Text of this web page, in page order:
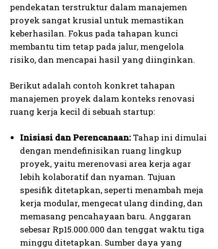
pendekatan terstruktur dalam manajemen
proyek sangat krusial untuk memastikan
keberhasilan. Fokus pada tahapan kunci
membantu tim tetap pada jalur, mengelola
risiko, dan mencapai hasil yang diinginkan.
Berikut adalah contoh konkret tahapan
manajemen proyek dalam konteks renovasi
ruang kerja kecil di sebuah startup:
Inisiasi dan Perencanaan: Tahap ini dimulai
dengan mendefinisikan ruang lingkup
proyek, yaitu merenovasi area kerja agar
lebih kolaboratif dan nyaman. Tujuan
spesifik ditetapkan, seperti menambah meja
kerja modular, mengecat ulang dinding, dan
memasang pencahayaan baru. Anggaran
sebesar Rp15.000.000 dan tenggat waktu tiga
minggu ditetapkan. Sumber daya yang